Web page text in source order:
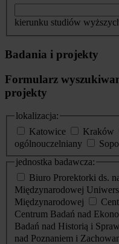
kierunku studiów
Badania i projekty
Formularz
projekty
lokalizacja:
Katowice
Kraków
ogólnouczelniany
jednostka badawcza:
Biuro Prorektorki ds.
Międzynarodowej
Międzynarodowej
Centrum Badań nad
Badań nad Historią i
nad Poznaniem i